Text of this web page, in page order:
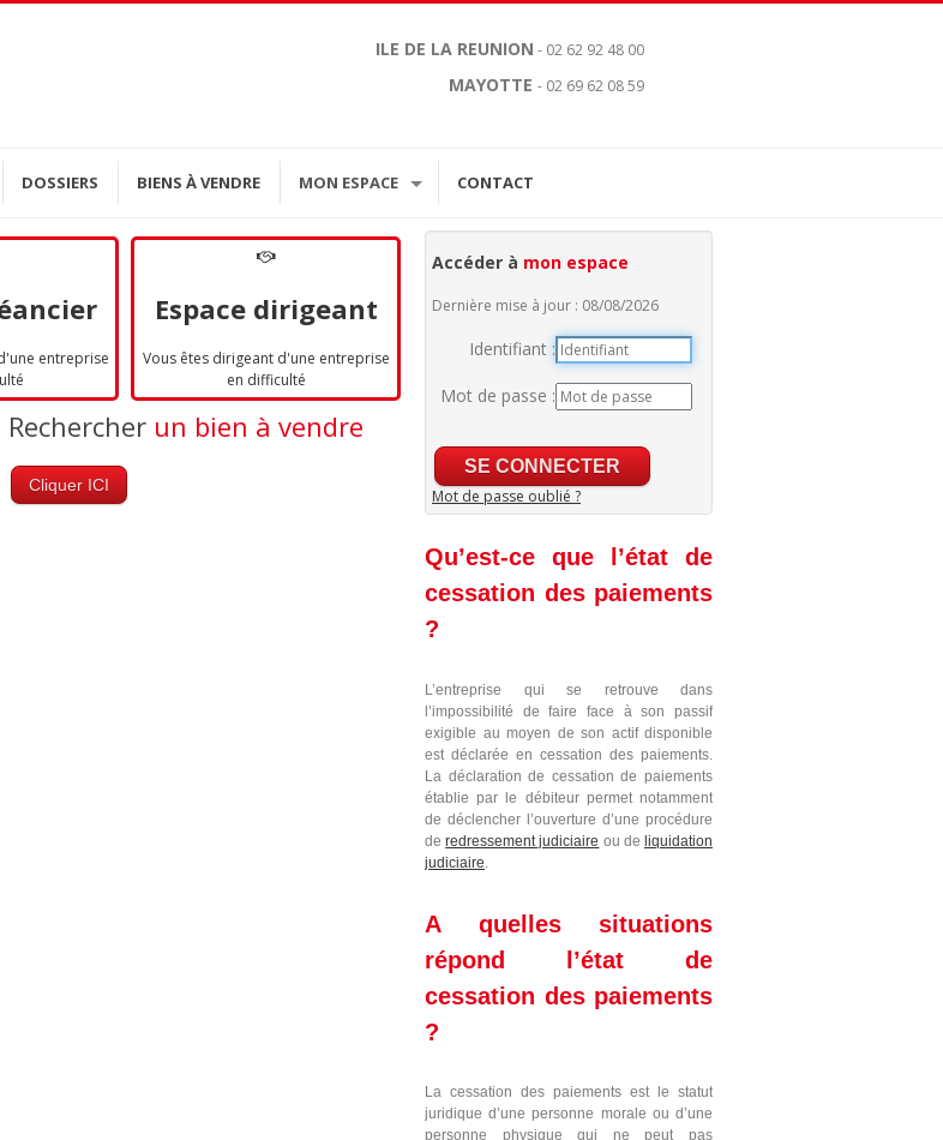
ILE DE LA REUNION - 02 62 92 48 00
MAYOTTE- 02 69 62 08 59
DOSSIERS BIENS À VENDRE MON ESPACE CONTACT
Accéder à mon espace
Dernière mise à jour : 08/08/2026
Identifiant :
Mot de passe :
Mot de passe oublié ?
Qu’est-ce que l’état de
cessation des paiements
?
L’entreprise qui se retrouve dans
l’impossibilité de faire face à son passif
exigible au moyen de son actif disponible
est déclarée en cessation des paiements.
La déclaration de cessation de paiements
établie par le débiteur permet notamment
de déclencher l’ouverture d’une procédure
deredressement judiciaire ou de liquidation
judiciaire.
A quelles situations
répond l’état de
cessation des paiements
?
La cessation des paiements est le statut
juridique d’une personne morale ou d’une
personne physique qui ne peut pas
entreprise
Espace dirigeant
Vous êtes dirigeant d'une entreprise
en difficulté
Rechercher un bien à vendre
Cliquer ICI